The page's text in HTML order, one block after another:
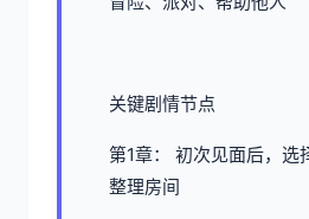
关键剧情节点
第1章： 初次见面后，选
整理房间